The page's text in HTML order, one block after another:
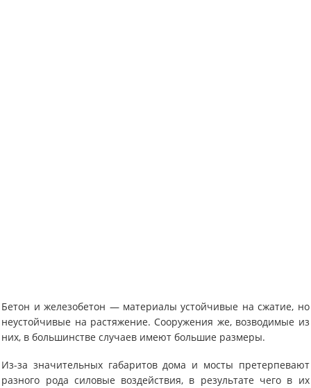
Бетон и железобетон — материалы устойчивые на сжатие, но
неустойчивые на растяжение. Сооружения же, возводимые из
них, в большинстве случаев имеют большие размеры.
Из-за значительных габаритов дома и мосты претерпевают
разного рода силовые воздействия, в результате чего в их